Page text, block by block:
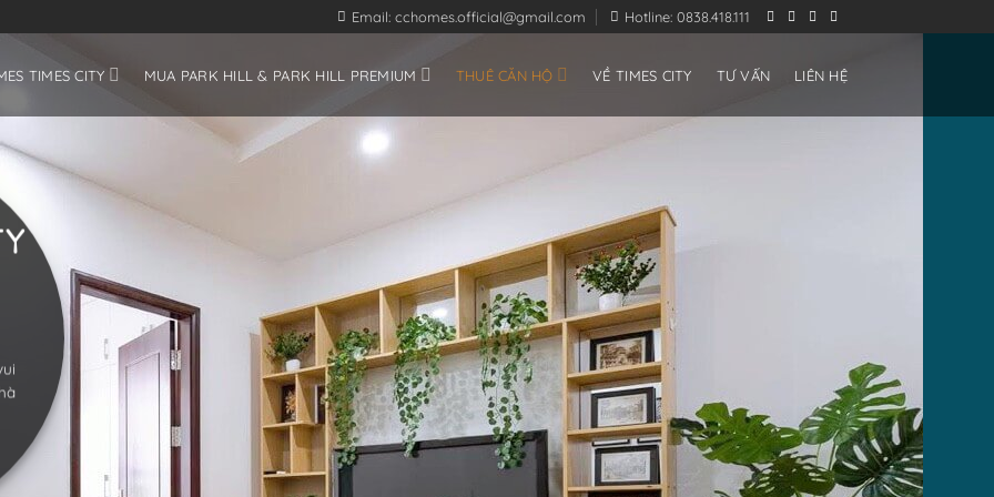
Email: cchomes.official@gmail.com Hotline: 0838.418.111
TIMES CITY MUA PARK HILL & PARK HILL PREMIUM THUÊ CĂN HỘ VỀ TIMES CITY TƯ VẤN LIÊN HỆ